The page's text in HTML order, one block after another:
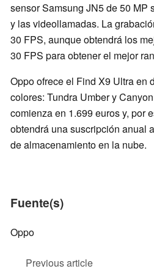
sensor Samsung JN5 de 50 MP
y las videollamadas. La
30 FPS, aunque obtendrá los
30 FPS para obtener el mejor
Oppo ofrece el Find X9 Ultra en
colores: Tundra Umber y
comienza en 1.699 euros y, por
obtendrá una suscripción anual
de almacenamiento en la nube.
Fuente(s)
Oppo
Previous article